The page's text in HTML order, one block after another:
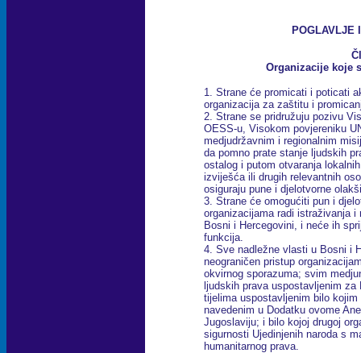
POGLAVLJE
Organizacije koje
1. Strane će promicati i poticati
organizacija za zaštitu i
2. Strane se pridružuju pozivu
OESS-u, Visokom povjereniku
medjudržavnim i regionalnim
da pomno prate stanje ljudskih
ostalog i putom otvaranja
izviješća ili drugih relevantnih
osiguraju pune i djelotvorne
3. Strane će omogućiti pun i
organizacijama radi istraživanja
Bosni i Hercegovini, i neće ih
funkcija.
4. Sve nadležne vlasti u Bosni i
neograničen pristup
okvirnog sporazuma; svim
ljudskih prava uspostavljenim
tijelima uspostavljenim bilo
navedenim u Dodatku ovome
Jugoslaviju; i bilo kojoj drugoj
sigurnosti Ujedinjenih naroda s
humanitarnog prava.